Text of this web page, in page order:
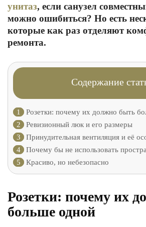
унитаз, если санузел
можно ошибиться? Но есть
которые как раз отделяют
ремонта.
Содержание
1
Розетки: почему их должно быть
2
Ревизионный люк и его размеры
3
Принудительная вентиляция и её
4
Почему бы не использовать
5
Красиво, но небезопасно
Розетки: почему их
больше одной